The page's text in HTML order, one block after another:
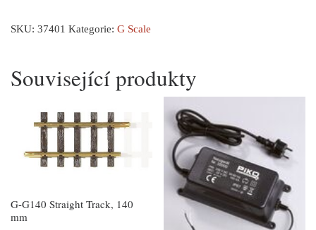
SKU: 37401 Kategorie: G Scale
Související produkty
G-G140 Straight Track, 140
mm